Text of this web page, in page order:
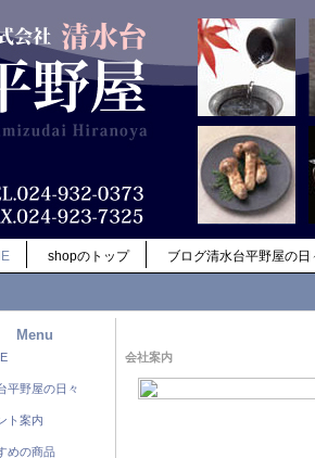
shopのトップ ブログ清水台平野屋の日
Menu
平野屋の日々
ト案内
めの商品
会社案内